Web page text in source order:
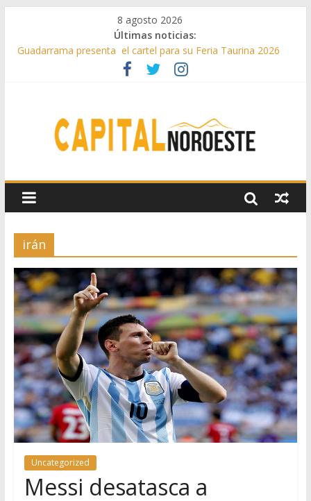
8 agosto 2026
Últimas noticias:
Guadarrama presenta el cartel para su Feria Taurina 2026
Hey Kid e Inazio en ‘La Gran Noche del Indie’ de las fiestas
Boadilla destinó más de 11 millones de euros a ayudas y
beneficios fiscales en 2025
irán
Uncategorized
Messi desatasca a